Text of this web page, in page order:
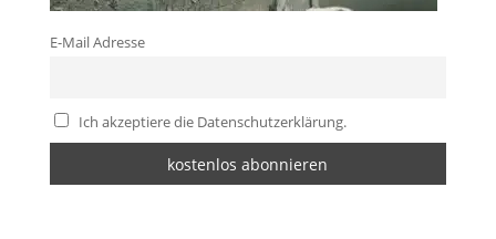
E-Mail Adresse
Ich akzeptiere die Datenschutzerklärung.